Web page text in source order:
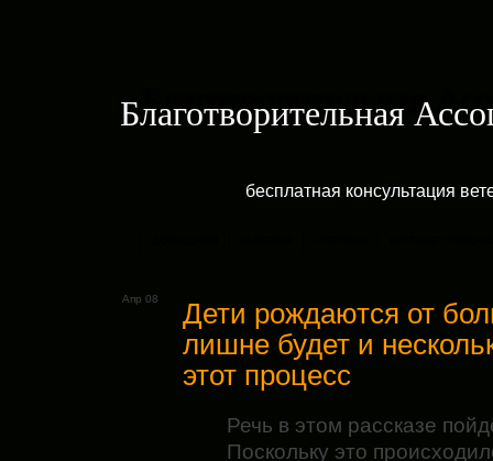
Благотворительная
бесплатная консультация
Апр 08
Дети рождаются от
лишне будет и
этот процесс
Речь в этом рассказе
Поскольку это